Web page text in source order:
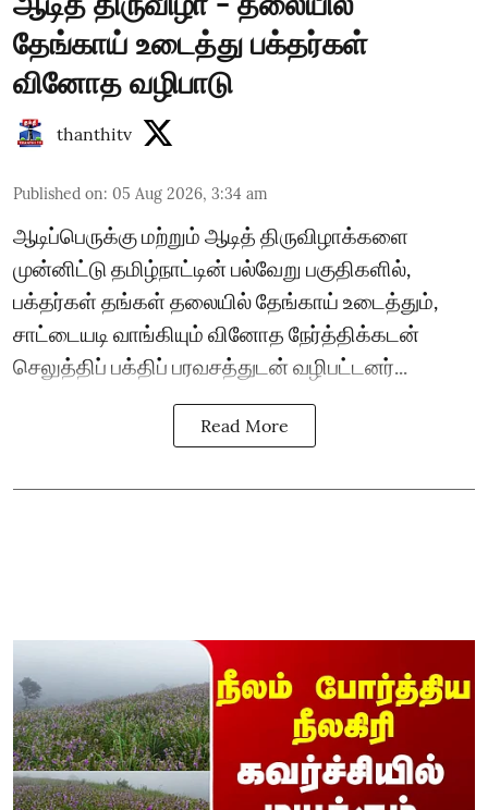
தேங்காய் உடைத்து பக்தர்கள்
வினோத வழிபாடு
thanthitv
Published on: 05 Aug 2026, 3:34 am
ஆடிப்பெருக்கு மற்றும் ஆடித் திருவிழாக்களை
முன்னிட்டு தமிழ்நாட்டின் பல்வேறு பகுதிகளில்,
பக்தர்கள் தங்கள் தலையில் தேங்காய் உடைத்தும்,
சாட்டையடி வாங்கியும் வினோத நேர்த்திக்கடன்
செலுத்திப் பக்திப் பரவசத்துடன் வழிபட்டனர்...
Read More